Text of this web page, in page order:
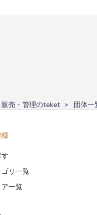
販売・管理のteket 団体一
様
リ一覧
一覧